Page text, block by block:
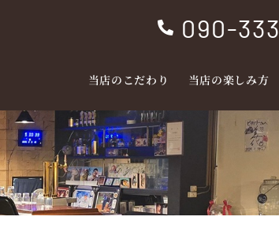
 090-
当店のこだわり 当店の楽しみ方